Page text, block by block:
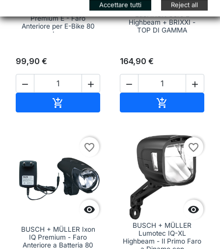
Premium E - Faro
Anteriore per E-Bike 80
Lux
99,90 €
 

BUSCH + MÜLLER Set
Highbeam + BRIXXI -
TOP DI GAMMA
164,90 €
 


favorite_border
BUSCH + MÜLLER Ixon
IQ Premium - Faro
Anteriore a Batteria 80

favorite_border
BUSCH + MÜLLER
Lumotec IQ-XL
Highbeam - Il Primo Faro
Accettare tutti Reject all